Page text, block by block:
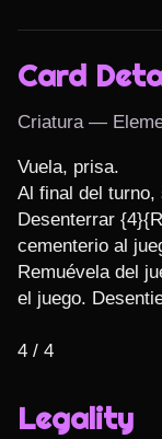
Card
Criatura —
Vuela, prisa.
Al final del turno,
Desenterrar
cementerio al
Remuévela del
el juego.
4 / 4
Legality